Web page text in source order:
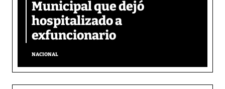
Municipal que dejó
hospitalizado a
exfuncionario
NACIONAL